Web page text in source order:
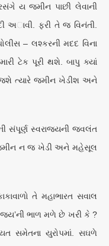
ય જમીન પાછી લેવાની
અાવી. ફરી તે જ વિનંતી.
– લશ્કરની મદદ વિના
ટેક પૂરી થશે. બાપુ ક્યાં
જશે ત્યારે જમીન ખેડીશ અને
સંપૂર્ણ સ્વરાજ્યની જ્વલંત
ન જ ખેડી અને મહેસૂલ
તે મહાભારત સવાલ
ભાળ મળે છે ખરી કે ?
સમેતના યુરોપમાં. સઘળે